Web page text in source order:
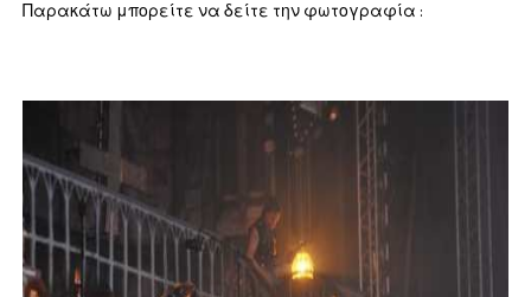
Παρακάτω μπορείτε να δείτε την φωτογραφία :